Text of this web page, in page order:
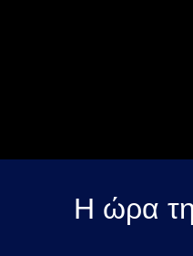
Η ώρα